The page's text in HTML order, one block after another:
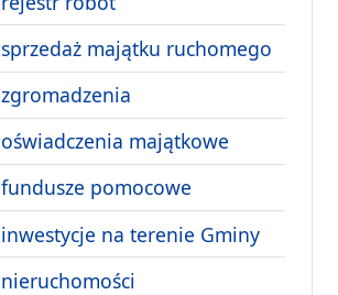
sprzedaż majątku ruchomego
zgromadzenia
oświadczenia majątkowe
fundusze pomocowe
inwestycje na terenie Gminy
nieruchomości